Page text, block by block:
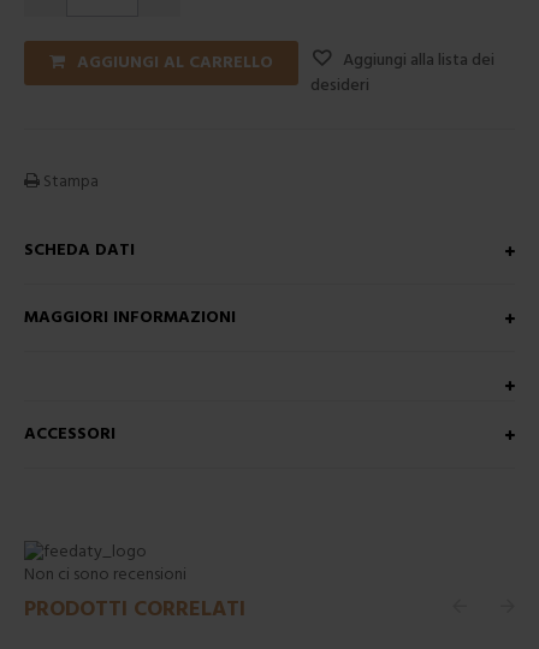
AGGIUNGI AL CARRELLO
Aggiungi alla lista dei
desideri
Stampa
SCHEDA DATI
MAGGIORI INFORMAZIONI
ACCESSORI
Non ci sono recensioni
PRODOTTI CORRELATI